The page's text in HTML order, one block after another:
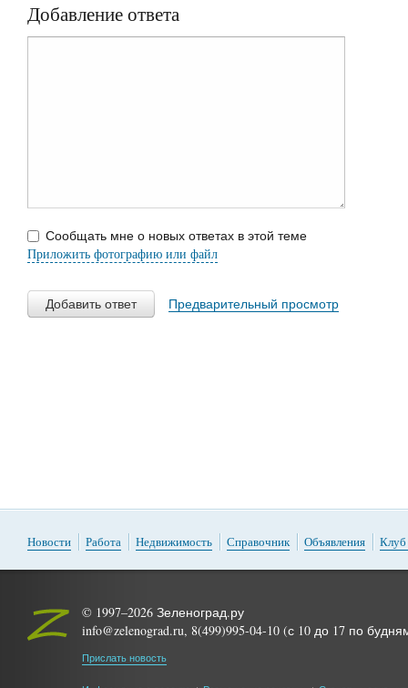
Добавление ответа
Сообщать мне о новых ответах в этой теме
Приложить фотографию или файл
Добавить ответ Предварительный просмотр
Новости Работа Недвижимость Справочник Объявления Клуб
© 1997–2026 Зеленоград.ру
info@zelenograd.ru, 8(499)995-04-10 (с 10 до 17 по
Прислать новость